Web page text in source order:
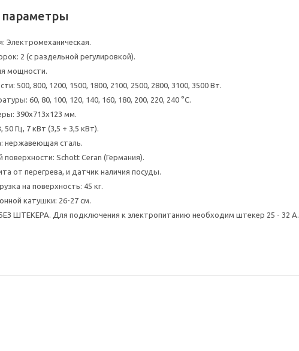
Электромеханическая.
2 (с раздельной регулировкой).
мощности.
500, 800, 1200, 1500, 1800, 2100, 2500, 2800, 3100, 3500 Вт.
60, 80, 100, 120, 140, 160, 180, 200, 220, 240 °C.
390х713х123 мм.
Гц, 7 кВт (3,5 + 3,5 кВт).
нержавеющая сталь.
Schott Ceran (Германия).
от перегрева, и датчик наличия посуды.
на поверхность: 45 кг.
катушки: 26-27 см.
ШТЕКЕРА. Для подключения к электропитанию необходим штекер 25 - 32 А.